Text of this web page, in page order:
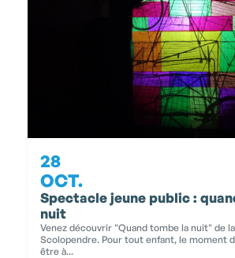
28
OCT.
Spectacle jeune public :
nuit
Venez découvrir "Quand tombe la nuit" de
Scolopendre. Pour tout enfant, le moment
être à...